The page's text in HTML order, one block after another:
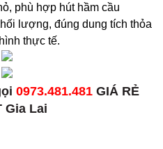
phù hợp hút hầm cầu
lượng, đúng dung tích thỏa
thực tế.
0973.481.481 GIÁ RẺ
Gia Lai